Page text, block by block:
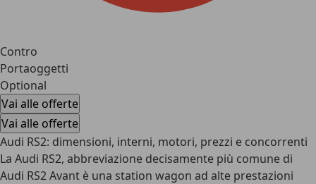
Contro
Portaoggetti
Optional
Vai alle offerte
Vai alle offerte
Audi RS2: dimensioni, interni, motori, prezzi e concorrenti
La Audi RS2, abbreviazione decisamente più comune di
Audi RS2 Avant è una station wagon ad alte prestazioni